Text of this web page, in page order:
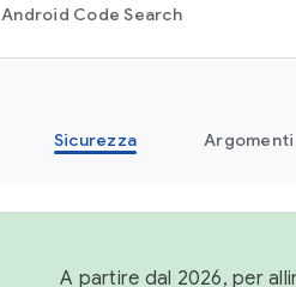
Android Code Search
Sicurezza
A partire dal 2026, per